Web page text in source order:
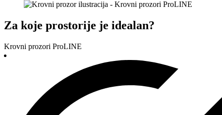
Za koje prostorije je idealan?
Krovni prozori ProLINE